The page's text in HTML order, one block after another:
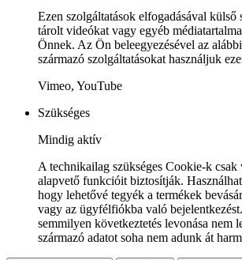
Ezen szolgáltatások elfogadásával külső
tárolt videókat vagy egyéb
Önnek. Az Ön beleegyezésével az
származó szolgáltatásokat használjuk
Vimeo, YouTube
Szükséges
Mindig aktív
A technikailag szükséges Cookie-k
alapvető funkcióit biztosítják.
hogy lehetővé tegyék a termékek
vagy az ügyfélfiókba való
semmilyen következtetés levonása nem
származó adatot soha nem adunk át